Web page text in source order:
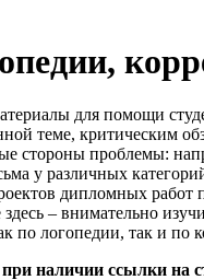
для помощи
теме, критическим
стороны
у различных
дипломных
– внимательно
по логопедии, так и по
наличии ссылки на